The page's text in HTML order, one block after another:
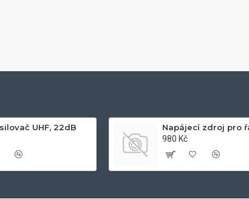
UHF, 22dB
980 Kč